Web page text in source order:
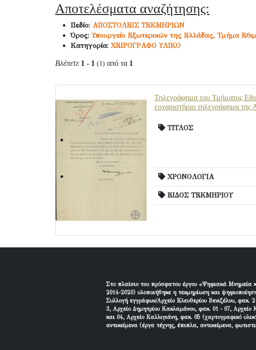
Αποτελέσματα αναζήτησης:
Πεδίο: ΑΠΟΣΤΟΛΕΙΣ ΤΕΚΜΗΡΙΩΝ
Όρος: Υπουργείο Εξωτερικών της Ελλάδας, Τμήμα
Κατηγορία:ΧΕΙΡΟΓΡΑΦΟ ΥΛΙΚΟ
Βλέπετε 1 - 1 (1) από τα 1
Τηλεγράφημα του Τμήματος
ευχαριστήριο τηλεγράφημα της
ΤΙΤΛΟΣ
ΧΡΟΝΟΛΟΓΙΑ
ΕΙΔΟΣ ΤΕΚΜΗΡΙΟΥ
Στο πλαίσιο του πρόσφατου έργου «Ψηφιακά Μνημεία
2014-2020) υλοποιήθηκε η τεκμηρίωση και
Συλλογή εγγράφων/Αρχείο Ελευθερίου Βενιζέλου,
3, Αρχείο Δημητρίου Κακλαμάνου, φακ. 01 - 07,
και 04, Αρχείο Καλλιγιάνη, φακ. 05 (χαρτογραφικό
αντικείμενα (έργα τέχνης, έπιπλα, αντικείμενα,